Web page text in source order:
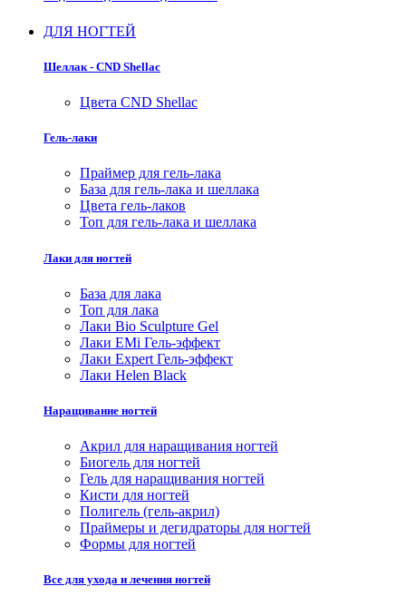
ДЛЯ НОГТЕЙ
Шеллак - CND Shellac
Цвета CND Shellac
Гель-лаки
Праймер для гель-лака
База для гель-лака и шеллака
Цвета гель-лаков
Топ для гель-лака и шеллака
Лаки для ногтей
База для лака
Топ для лака
Лаки Bio Sculpture Gel
Лаки EMi Гель-эффект
Лаки Expert Гель-эффект
Лаки Helen Black
Наращивание ногтей
Акрил для наращивания ногтей
Биогель для ногтей
Гель для наращивания ногтей
Кисти для ногтей
Полигель (гель-акрил)
Праймеры и дегидраторы для ногтей
Формы для ногтей
Все для ухода и лечения ногтей